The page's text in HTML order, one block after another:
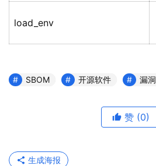
load_env
SBOM 开源软件 漏洞
赞 (0)
生成海报